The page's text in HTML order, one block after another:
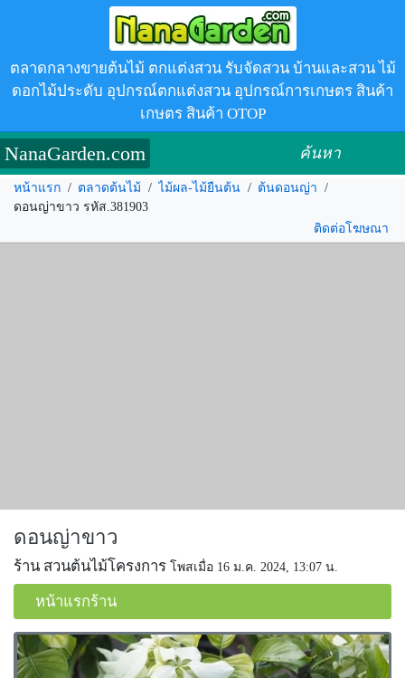
ตลาดกลางขายต้นไม้ ตกแต่งสวน รับจัดสวน บ้านและสวน ไม้
ดอกไม้ประดับ อุปกรณ์ตกแต่งสวน อุปกรณ์การเกษตร สินค้า
เกษตร สินค้า OTOP
NanaGarden.com ค้นหา
หน้าแรก / ตลาดต้นไม้ / ไม้ผล-ไม้ยืนต้น / ต้นดอนญ่า /
ดอนญ่าขาว รหัส.381903
ติดต่อโฆษณา
ดอนญ่าขาว
ร้าน สวนต้นไม้โครงการ โพสเมื่อ 16 ม.ค. 2024, 13:07 น.
หน้าแรกร้าน